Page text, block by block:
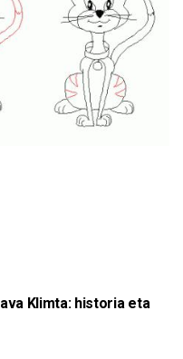
Klimta: historia eta